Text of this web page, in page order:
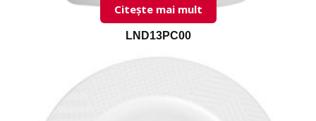
LND13PC00
Citește mai mult